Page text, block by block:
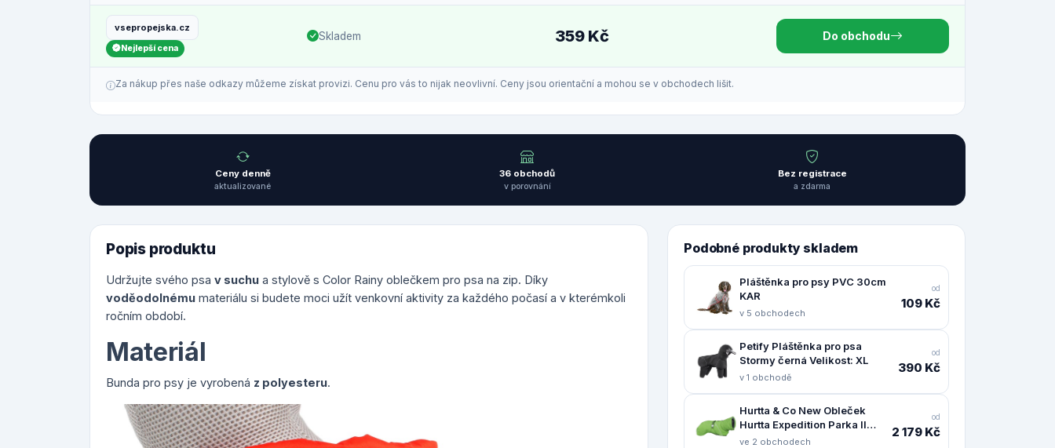
vsepropejska.cz
Nejlepší cena
Skladem 359 Kč Do obchodu
Za nákup přes naše odkazy můžeme získat provizi. Cenu pro vás to nijak neovlivní. Ceny jsou orientační a mohou se v obchodech lišit.
Ceny denně
aktualizované
36 obchodů
v porovnání
Bez registrace
a zdarma
Popis produktu
Udržujte svého psa v suchu a stylově s Color Rainy oblečkem pro psa na zip. Díky
voděodolnému materiálu si budete moci užít venkovní aktivity za každého počasí a v kterémkoli
ročním období.
Materiál
Bunda pro psy je vyrobená z polyesteru.
Podobné produkty skladem
Pláštěnka pro psy PVC 30cm
KAR
v 5 obchodech
od
109 Kč
Petify Pláštěnka pro psa
Stormy černá Velikost: XL
v 1 obchodě
od
390 Kč
Hurtta & Co New Obleček
Hurtta Expedition Parka II
petrželový 55
ve 2 obchodech
od
2 179 Kč